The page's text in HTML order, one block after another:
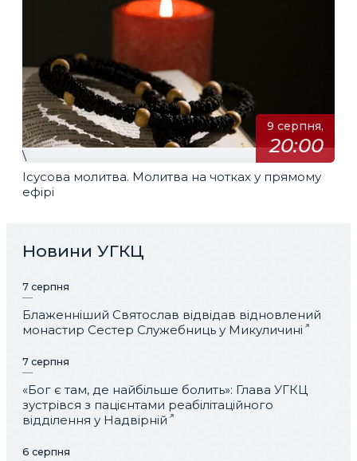
9 серпня,
20:00
\
Ісусова молитва. Молитва на чотках у прямому
ефірі
Новини УГКЦ
7 серпня
Блаженніший Святослав відвідав відновлений
монастир Сестер Служебниць у Микуличині
7 серпня
«Бог є там, де найбільше болить»: Глава УГКЦ
зустрівся з пацієнтами реабілітаційного
відділення у Надвірній
6 серпня